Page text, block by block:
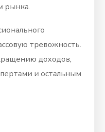
рынка.
тревожность.
доходов,
и остальным